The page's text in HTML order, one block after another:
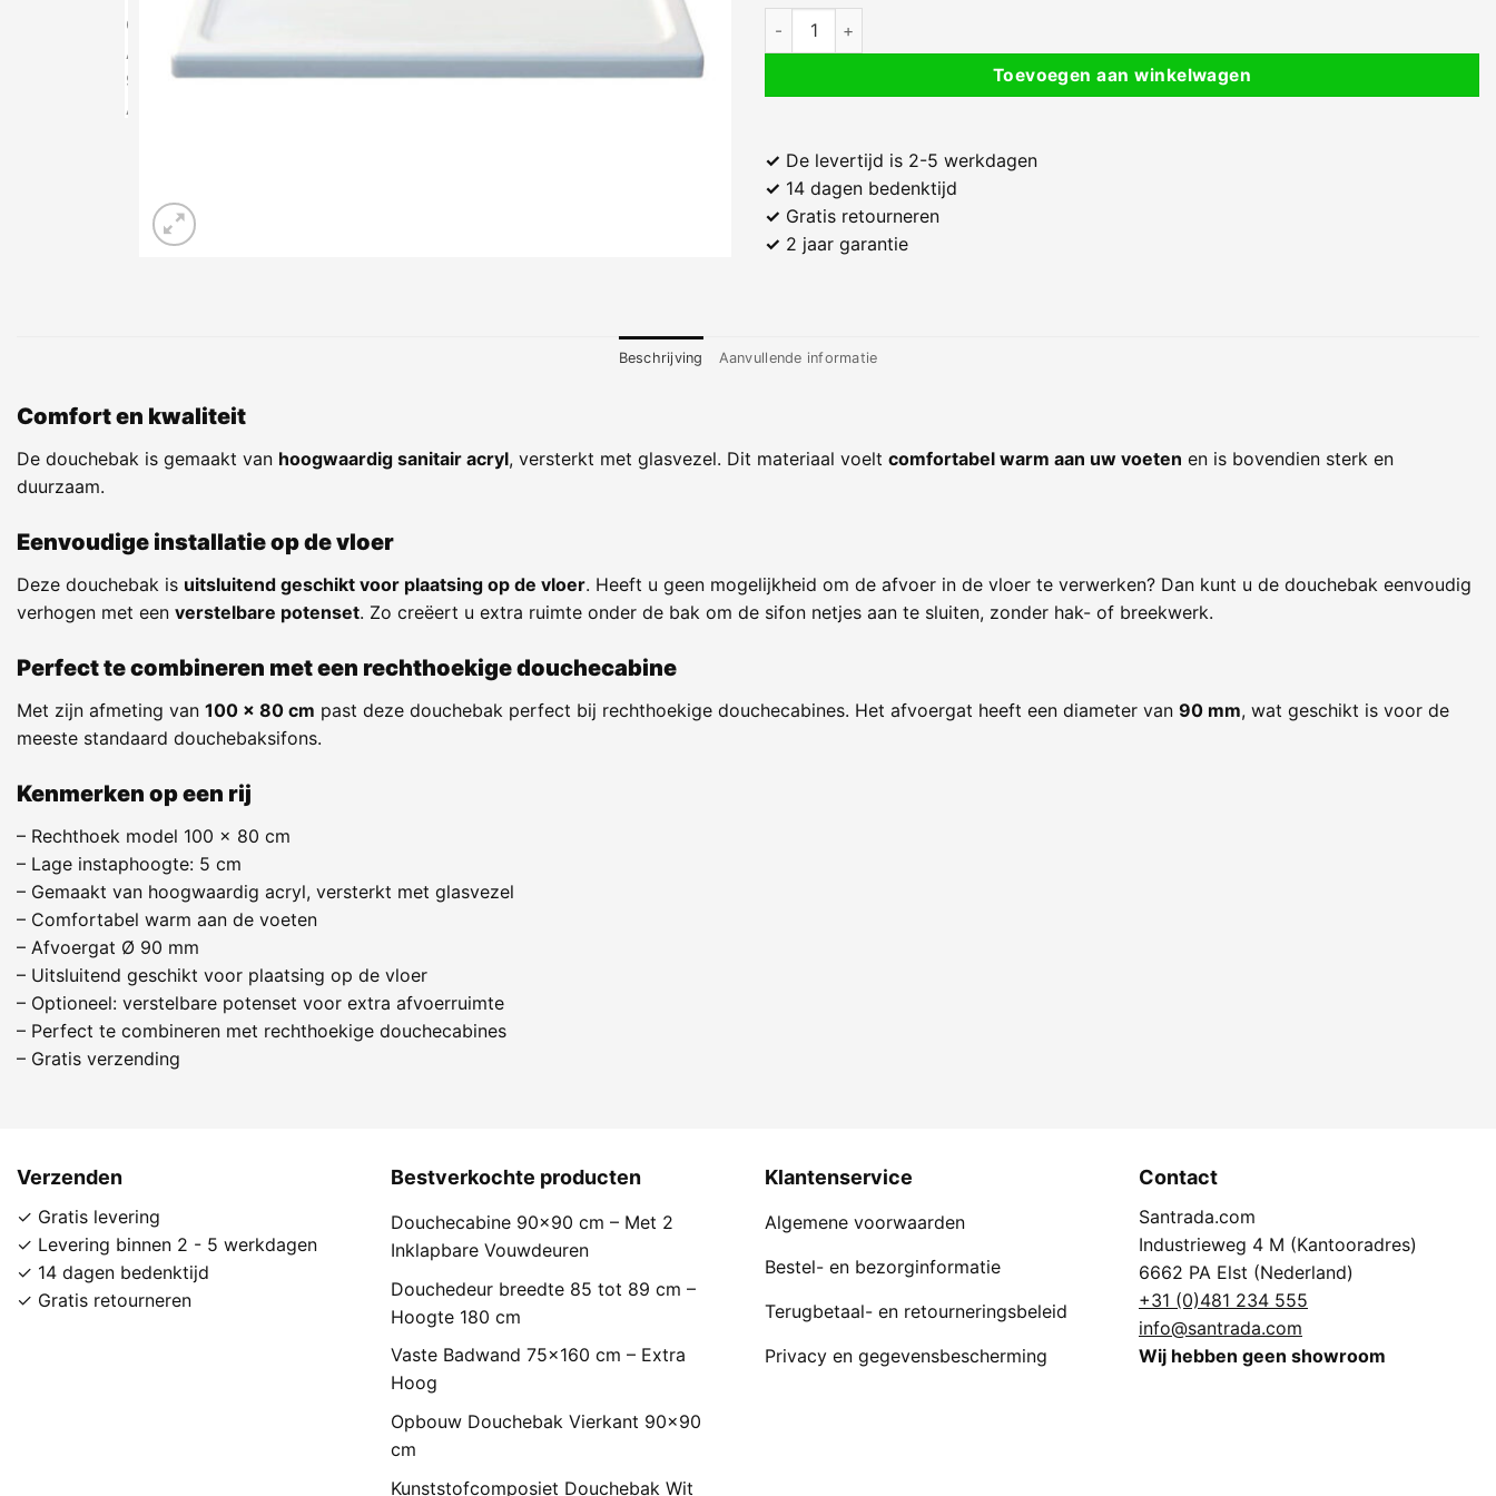
Acryl Douchebak Rechthoek 100 x 80 x 5 cm - Laag Model - Versterkt met Glasvezel -
Toevoegen aan winkelwagen
✓ De levertijd is 2-5 werkdagen
✓ 14 dagen bedenktijd
✓ Gratis retourneren
✓ 2 jaar garantie
Beschrijving Aanvullende informatie
Comfort en kwaliteit
De douchebak is gemaakt van hoogwaardig sanitair acryl, versterkt met glasvezel. Dit materiaal voelt comfortabel warm aan uw voeten en is bovendien sterk en
duurzaam.
Eenvoudige installatie op de vloer
Deze douchebak is uitsluitend geschikt voor plaatsing op de vloer. Heeft u geen mogelijkheid om de afvoer in de vloer te verwerken? Dan kunt u de douchebak eenvoudig
verhogen met een verstelbare potenset. Zo creëert u extra ruimte onder de bak om de sifon netjes aan te sluiten, zonder hak- of breekwerk.
Perfect te combineren met een rechthoekige douchecabine
Met zijn afmeting van 100 x 80 cm past deze douchebak perfect bij rechthoekige douchecabines. Het afvoergat heeft een diameter van 90 mm, wat geschikt is voor de
meeste standaard douchebaksifons.
Kenmerken op een rij
– Rechthoek model 100 x 80 cm
– Lage instaphoogte: 5 cm
– Gemaakt van hoogwaardig acryl, versterkt met glasvezel
– Comfortabel warm aan de voeten
– Afvoergat Ø 90 mm
– Uitsluitend geschikt voor plaatsing op de vloer
– Optioneel: verstelbare potenset voor extra afvoerruimte
– Perfect te combineren met rechthoekige douchecabines
– Gratis verzending
Verzenden
✓ Gratis levering
✓ Levering binnen 2 - 5 werkdagen
✓ 14 dagen bedenktijd
✓ Gratis retourneren
Bestverkochte producten
Douchecabine 90×90 cm – Met 2
Inklapbare Vouwdeuren
Douchedeur breedte 85 tot 89 cm –
Hoogte 180 cm
Vaste Badwand 75x160 cm – Extra
Hoog
Opbouw Douchebak Vierkant 90x90
cm
Kunststofcomposiet Douchebak Wit
Klantenservice
Algemene voorwaarden
Bestel- en bezorginformatie
Terugbetaal- en retourneringsbeleid
Privacy en gegevensbescherming
Contact
Santrada.com
Industrieweg 4 M (Kantooradres)
6662 PA Elst (Nederland)
+31 (0)481 234 555
info@santrada.com
Wij hebben geen showroom